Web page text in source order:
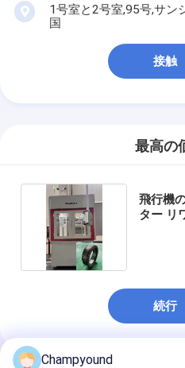
1号室と2号室,95号,サン
国
接触
最高の
飛行機
ター リ
続行
Champyound